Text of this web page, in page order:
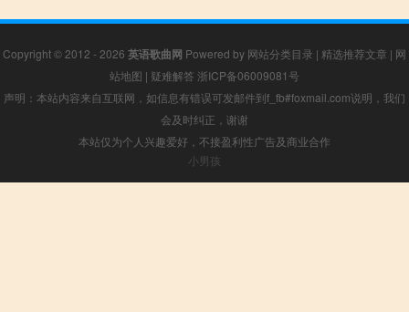
Copyright © 2012 - 2026 英语歌曲网 Powered by 网站分类目录 | 精选推荐文章 | 网
站地图 | 疑难解答 浙ICP备06009081号
声明：本站内容来自互联网，如信息有错误可发邮件到f_fb#foxmail.com说明，我们
会及时纠正，谢谢
本站仅为个人兴趣爱好，不接盈利性广告及商业合作
小男孩